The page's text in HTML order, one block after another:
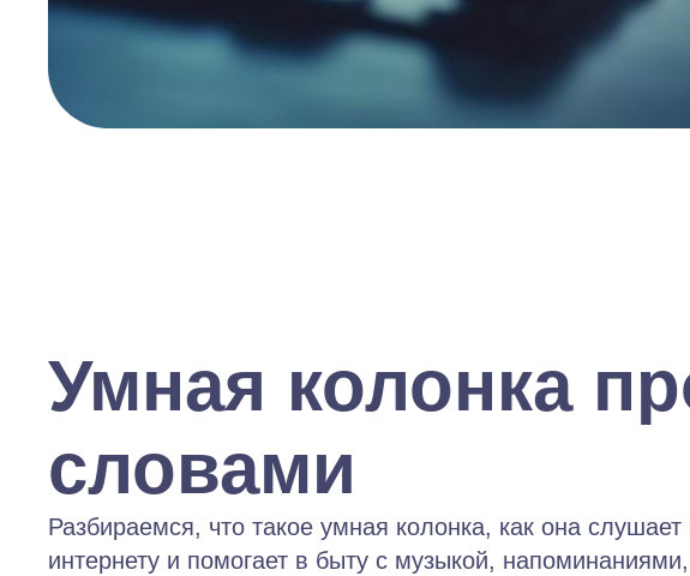
Умная колонка
словами
Разбираемся, что такое умная колонка, как она
интернету и помогает в быту с музыкой,